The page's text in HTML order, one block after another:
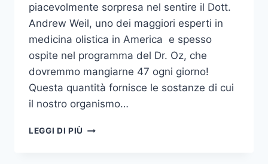
piacevolmente sorpresa nel sentire il Dott.
Andrew Weil, uno dei maggiori esperti in
medicina olistica in America e spesso
ospite nel programma del Dr. Oz, che
dovremmo mangiarne 47 ogni giorno!
Questa quantità fornisce le sostanze di cui
il nostro organismo…
LEGGI DI PIÙ